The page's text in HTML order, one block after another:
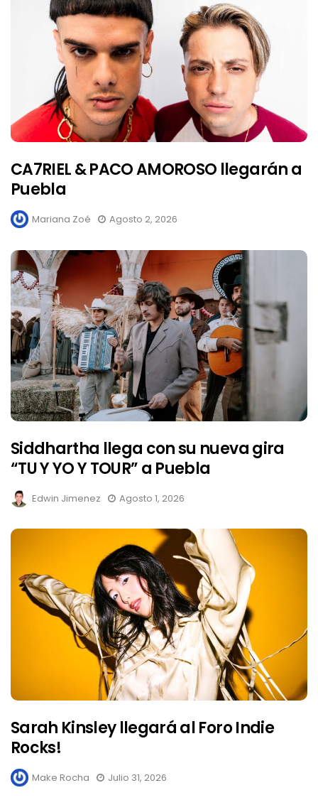
CA7RIEL & PACO AMOROSO llegarán a
Puebla
Mariana Zoé Agosto 2, 2026
Siddhartha llega con su nueva gira
“TU Y YO Y TOUR” a Puebla
Edwin Jimenez Agosto 1, 2026
Sarah Kinsley llegará al Foro Indie
Rocks!
Make Rocha Julio 31, 2026